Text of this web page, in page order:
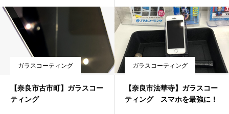
ガラスコーティング
【奈良市古市町】ガラスコー
ティング
ガラスコーティング
【奈良市法華寺】ガラスコー
ティング スマホを最強に！